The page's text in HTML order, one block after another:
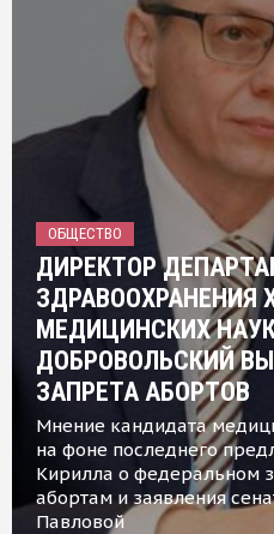
ОБЩЕСТВО
ДИРЕКТОР
ЗДРАВООХРАНЕНИЯ
МЕДИЦИНСКИХ
ДОБРОВОЛЬСКИЙ
ЗАПРЕТА АБОРТОВ
Мнение кандидата
на фоне последнего
Кирилла о федеральном
абортам и заявления
Павловой